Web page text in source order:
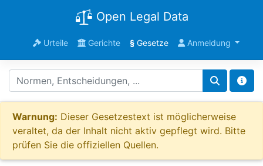
Open Legal Data
Urteile Gerichte §Gesetze Anmeldung
Warnung: Dieser Gesetzestext ist möglicherweise
veraltet, da der Inhalt nicht aktiv gepflegt wird. Bitte
prüfen Sie die offiziellen Quellen.